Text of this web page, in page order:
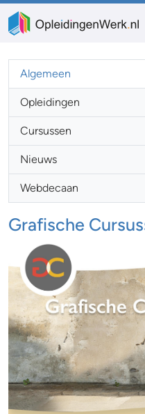
Algemeen
Opleidingen
Cursussen
Nieuws
Webdecaan
Grafische